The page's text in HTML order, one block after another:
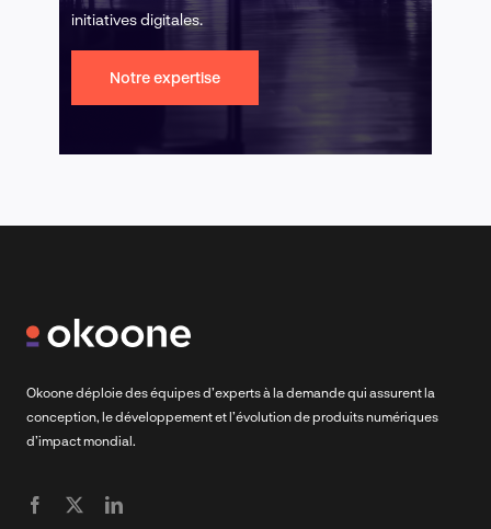
initiatives digitales.
Notre expertise
Okoone déploie des équipes d’experts à la demande qui assurent la
conception, le développement et l’évolution de produits numériques
d’impact mondial.